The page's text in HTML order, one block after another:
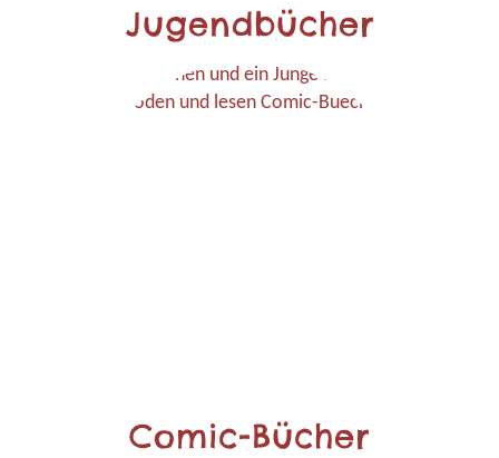
Jugendbücher
Comic-Bücher